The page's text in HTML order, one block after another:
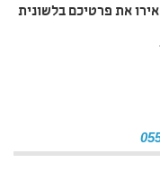
055-925-0899, או השאירו את פרטיכם בלשונית